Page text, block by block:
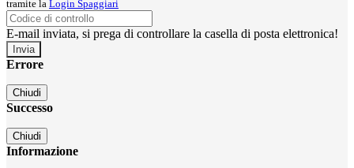
tramite la Login Spaggiari
E-mail inviata, si prega di controllare la casella di posta elettronica!
Errore
Chiudi
Successo
Chiudi
Informazione